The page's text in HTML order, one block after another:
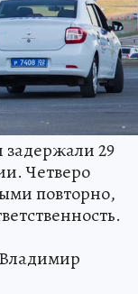
29
Четверо
повторно,